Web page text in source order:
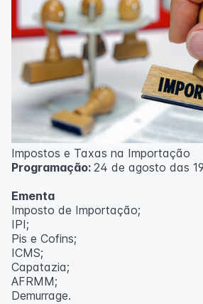
Impostos e Taxas na Importação
Programação: 24 de agosto das
Ementa
Imposto de Importação;
IPI;
Pis e Cofins;
ICMS;
Capatazia;
AFRMM;
Demurrage.